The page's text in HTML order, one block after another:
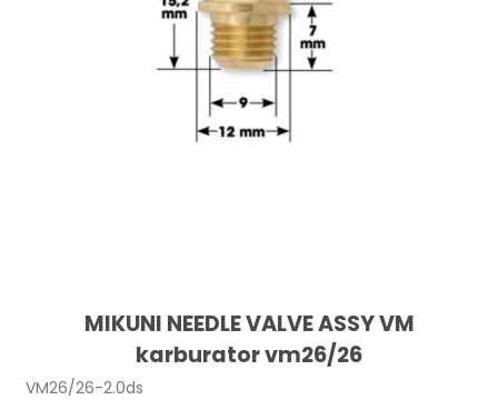
MIKUNI NEEDLE VALVE ASSY VM
karburator vm26/26
VM26/26-2.0ds